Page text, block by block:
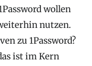
wollen
nutzen.
zu 1Password?
ist im Kern